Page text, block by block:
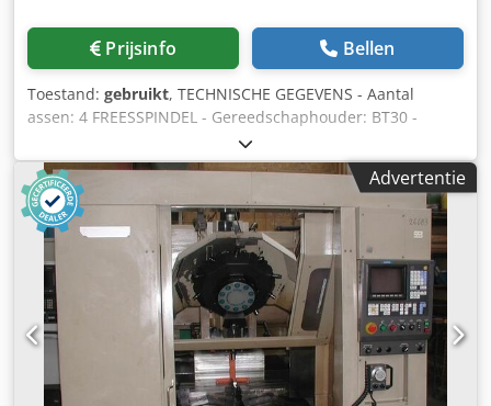
Prijsinfo Bellen
Toestand: gebruikt, TECHNISCHE GEGEVENS - Aantal
assen: 4 FREESSPINDEL - Gereedschaphouder: BT30 -
Spindelvermogen: 10,1 [kW] - Spindelsnelheid: 10 - 10.000
[tpm] LINEAIRE ASSEN - Verplaatsingsbereik X/Y/Z-as: 500 x
400 x 300 [mm] - Sneltransport (X/Y/Z): 50/50/50 [m/min] -
Voedingssnelheid (X/Y/Z): 10/10/10 [m/min]
GEREEDSCHAPWISSELAAR - Type gereedschapwisselaar:
Paraplu-model - Aantal gereedschappen in magazijn: 14 -
Gereedschapswisseltijd: 1,7 [sec] TAFEL - Tafelformaat: 600
x 320 [mm] - Max. tafelbelasting: 250 [kg] ELEKTRISCHE
VOEDING - Voedingsspanning: 380 [V] - Totaal opgenomen
vermogen: 15,9 [kVA] GEWICHT EN AFMETINGEN -
Benodigde ruimte: 1.624 × 2.829 [mm] Dkedpfsuhbunex Ab
Ser - Machinehoogte: 2.608 [mm] - Machinegewicht: 2.300
Advertentie